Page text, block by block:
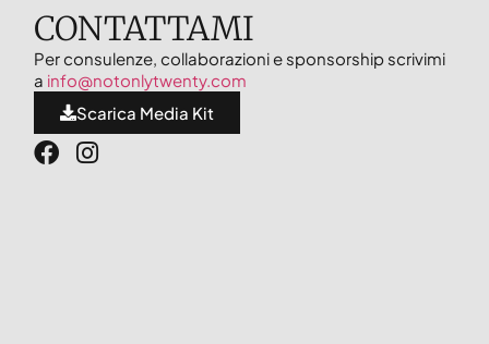
CONTATTAMI
Per consulenze, collaborazioni e sponsorship scrivimi
a info@notonlytwenty.com
Scarica Media Kit